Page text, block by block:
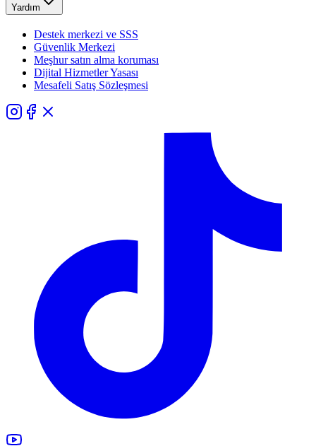
Yardım
Destek merkezi ve SSS
Güvenlik Merkezi
Meşhur satın alma koruması
Dijital Hizmetler Yasası
Mesafeli Satış Sözleşmesi